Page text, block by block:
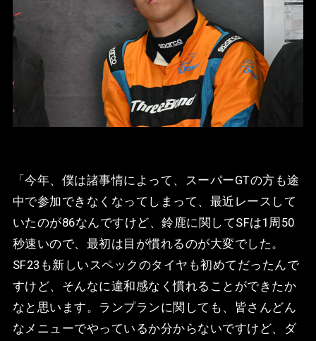
「今年、僕は諸事情によって、スーパーGTの方も途
中で参加できなくなってしまって、最近レースして
いたのが86なんですけど、鈴鹿に関してSFは1周50
秒速いので、最初は目が慣れるのが大変でした。
SF23も新しいスペックのタイヤも初めてだったんで
すけど、そんなに違和感なく慣れることができたか
なと思います。ランプランに関しても、皆さんどん
なメニューでやっているか分からないですけど、ダ